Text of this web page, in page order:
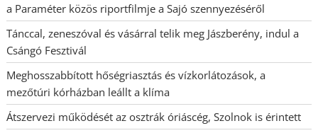
a Paraméter közös riportfilmje a Sajó szennyezéséről
Tánccal, zeneszóval és vásárral telik meg Jászberény, indul a
Csángó Fesztivál
Meghosszabbított hőségriasztás és vízkorlátozások, a
mezőtúri kórházban leállt a klíma
Átszervezi működését az osztrák óriáscég, Szolnok is érintett